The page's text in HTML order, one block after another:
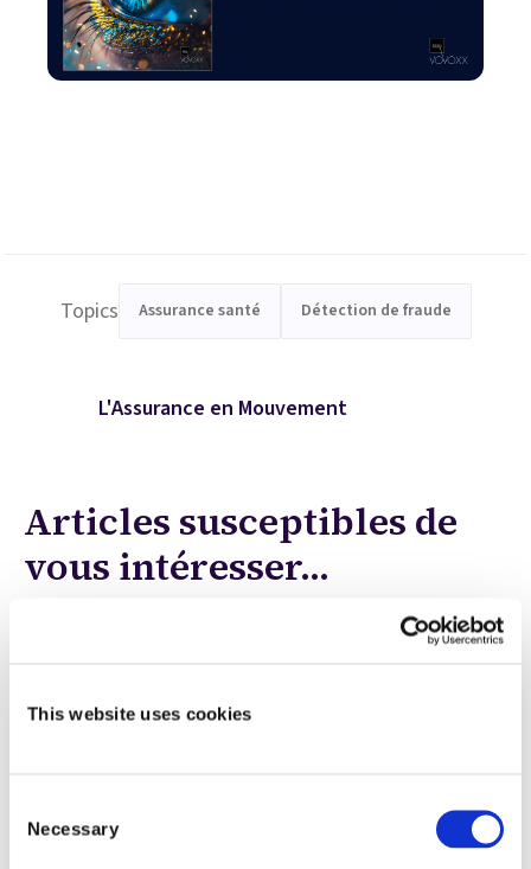
This website uses cookies
Selection
Necessary
Topics Assurance santé Détection de fraude
L'Assurance en Mouvement
Articles susceptibles de
vous intéresser...